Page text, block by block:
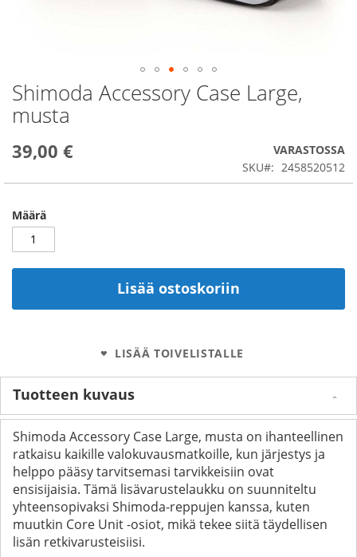
Shimoda Accessory Case Large,
musta
39,00 €
VARASTOSSA
SKU
2458520512
Määrä
Lisää ostoskoriin
LISÄÄ TOIVELISTALLE
Skip
to
the
of
Tuotteen kuvaus
Shimoda Accessory Case Large, musta on ihanteellinen
ratkaisu kaikille valokuvausmatkoille, kun järjestys ja
helppo pääsy tarvitsemasi tarvikkeisiin ovat
ensisijaisia. Tämä lisävarustelaukku on suunniteltu
yhteensopivaksi Shimoda-reppujen kanssa, kuten
muutkin Core Unit -osiot, mikä tekee siitä täydellisen
lisän retkivarusteisiisi.